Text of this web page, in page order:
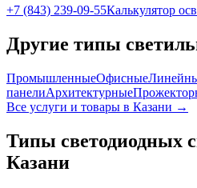
+7 (843) 239-09-55Калькулятор
Другие типы
ПромышленныеОфисные
панелиАрхитектурные
Все услуги и товары в Казани →
Типы светодиодных
Казани